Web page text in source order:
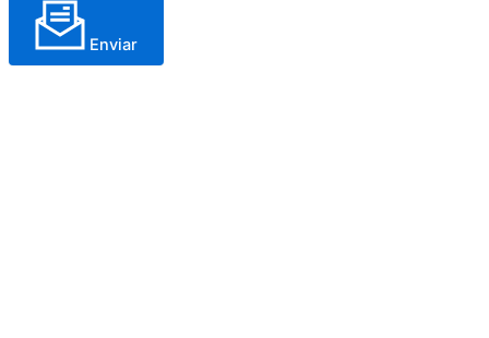
Enviar